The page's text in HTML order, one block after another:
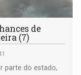
de
(7)
parte do estado,